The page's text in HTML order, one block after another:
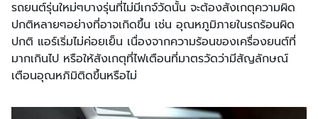
รถยนต์รุ่นใหม่ๆบางรุ่นที่ไม่มีเกจ์วัดนั้น จะต้องสังเกตุความผิด
ปกติหลายๆอย่างที่อาจเกิดขึ้น เช่น อุณหภูมิภายในรถร้อนผิด
ปกติ แอร์เริ่มไม่ค่อยเย็น เนื่องจากความร้อนของเครื่องยนต์ที่
มากเกินไป หรือให้สังเกตุที่ไฟเตือนที่มาตรวัดว่ามีสัญลักษณ์
เตือนอุณหภิมิติดขึ้นหรือไม่